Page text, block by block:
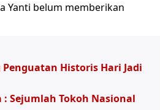
Yanti belum memberikan
Historis Hari Jadi
Sejumlah Tokoh Nasional